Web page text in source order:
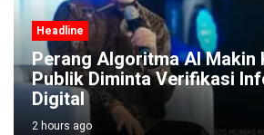
Headline
Perang Algoritma AI Makin
Publik Diminta Verifikasi
Digital
2 hours ago